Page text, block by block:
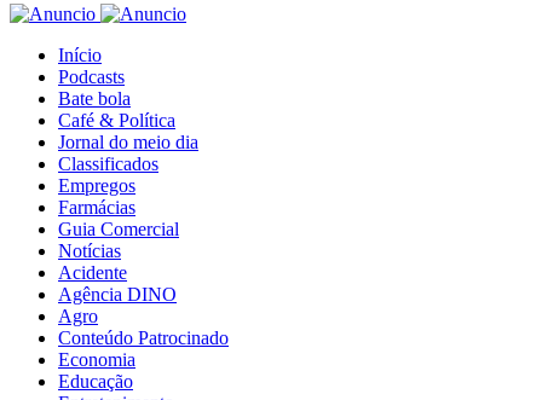
Início
Podcasts
Bate bola
Café & Política
Jornal do meio dia
Classificados
Empregos
Farmácias
Guia Comercial
Notícias
Acidente
Agência DINO
Agro
Conteúdo Patrocinado
Economia
Educação